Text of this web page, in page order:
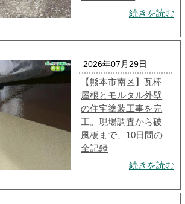
続きを読む
2026年07月29日
【熊本市南区】瓦棒
屋根とモルタル外壁
の住宅塗装工事を完
工。現場調査から破
風板まで、10日間の
全記録
続きを読む